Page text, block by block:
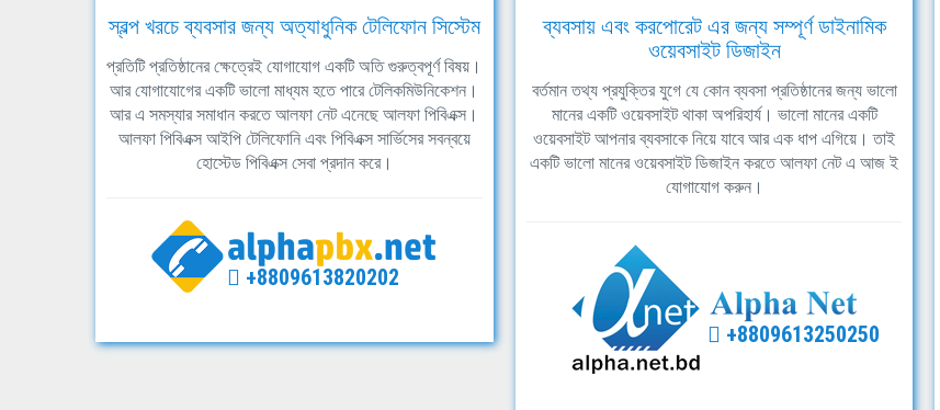
স্বল্প খরচে ব্যবসার জন্য অত্যাধুনিক টেলিফোন সিস্টেম
প্রতিটি প্রতিষ্ঠানের ক্ষেত্রেই যোগাযোগ একটি অতি গুরুত্বপূর্ণ বিষয়।
আর যোগাযোগের একটি ভালো মাধ্যম হতে পারে টেলিকমিউনিকেশন।
আর এ সমস্যার সমাধান করতে আলফা নেট এনেছে আলফা পিবিএক্স।
আলফা পিবিএক্স আইপি টেলিফোনি এবং পিবিএক্স সার্ভিসের সবন্বয়ে
হোস্টেড পিবিএক্স সেবা প্রদান করে।
+8809613820202
ব্যবসায় এবং করপোরেট এর জন্য সম্পূর্ণ ডাইনামিক
ওয়েবসাইট ডিজাইন
বর্তমান তথ্য প্রযুক্তির যুগে যে কোন ব্যবসা প্রতিষ্ঠানের জন্য ভালো
মানের একটি ওয়েবসাইট থাকা অপরিহার্য। ভালো মানের একটি
ওয়েবসাইট আপনার ব্যবসাকে নিয়ে যাবে আর এক ধাপ এগিয়ে। তাই
একটি ভালো মানের ওয়েবসাইট ডিজাইন করতে আলফা নেট এ আজ ই
যোগাযোগ করুন।
+8809613250250